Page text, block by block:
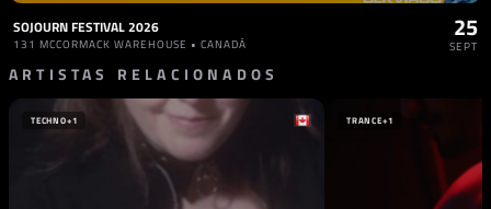
SOJOURN FESTIVAL 2026
131 MCCORMACK WAREHOUSE • CANADÁ
25
SEPT
ARTISTAS RELACIONADOS
TECHNO+1 TRANCE+1